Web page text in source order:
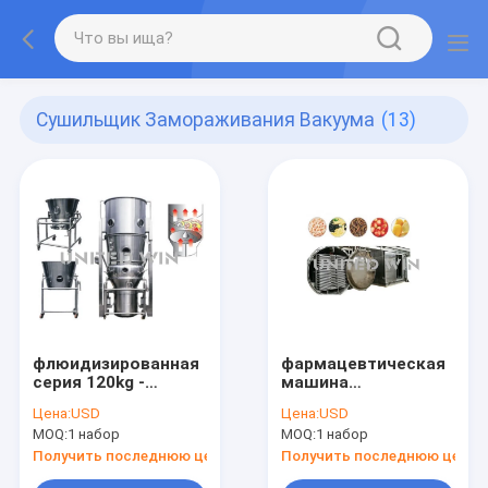
Сушильщик Замораживания Вакуума (13)
флюидизированная
серия 120kg -
Pelletizing кровати
интегрируя сушащ
ротор 11kw XLB
Цена:USD
MOQ:1 набор
Получить последнюю цену
фармацевтическая
машина
вакуума 200W более
сухая для твердой
жидкости
газообразной
Цена:USD
MOQ:1 набор
Получить последнюю цену